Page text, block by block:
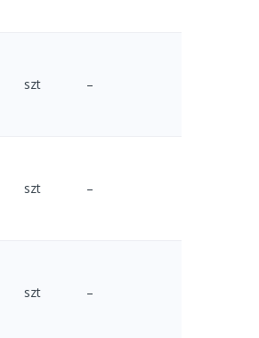
szt –
szt –
szt –